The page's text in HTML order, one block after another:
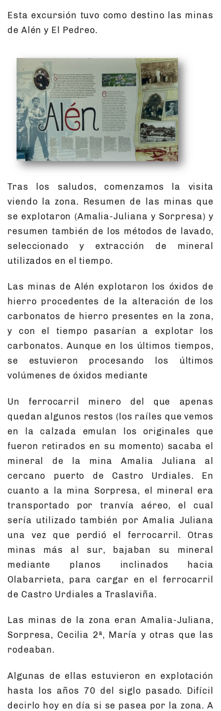
Esta excursión tuvo como destino las minas
de Alén y El Pedreo.
Tras los saludos, comenzamos la visita
viendo la zona. Resumen de las minas que
se explotaron (Amalia-Juliana y Sorpresa) y
resumen también de los métodos de lavado,
seleccionado y extracción de mineral
utilizados en el tiempo.
Las minas de Alén explotaron los óxidos de
hierro procedentes de la alteración de los
carbonatos de hierro presentes en la zona,
y con el tiempo pasarían a explotar los
carbonatos. Aunque en los últimos tiempos,
se estuvieron procesando los últimos
volúmenes de óxidos mediante
Un ferrocarril minero del que apenas
quedan algunos restos (los raíles que vemos
en la calzada emulan los originales que
fueron retirados en su momento) sacaba el
mineral de la mina Amalia Juliana al
cercano puerto de Castro Urdiales. En
cuanto a la mina Sorpresa, el mineral era
transportado por tranvía aéreo, el cual
sería utilizado también por Amalia Juliana
una vez que perdió el ferrocarril. Otras
minas más al sur, bajaban su mineral
mediante planos inclinados hacia
Olabarrieta, para cargar en el ferrocarril
de Castro Urdiales a Traslaviña.
Las minas de la zona eran Amalia-Juliana,
Sorpresa, Cecilia 2ª, María y otras que las
rodeaban.
Algunas de ellas estuvieron en explotación
hasta los años 70 del siglo pasado. Difícil
decirlo hoy en día si se pasea por la zona. A